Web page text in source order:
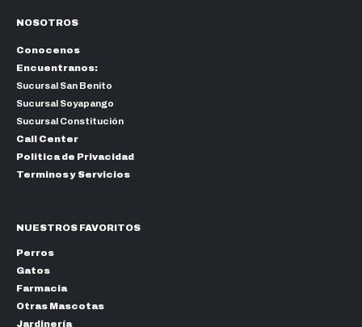
NOSOTROS
Conocenos
Encuentranos:
Sucursal San Benito
Sucursal Soyapango
Sucursal Constitución
Call Center
Politica de Privacidad
Terminos y Servicios
NUESTROS FAVORITOS
Perros
Gatos
Farmacia
Otras Mascotas
Jardinería